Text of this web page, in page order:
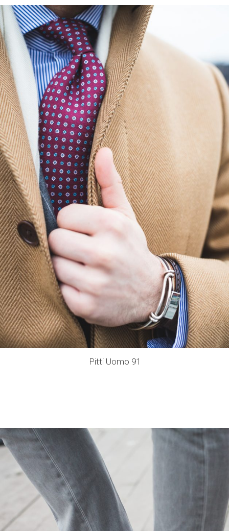
Pitti Uomo 91